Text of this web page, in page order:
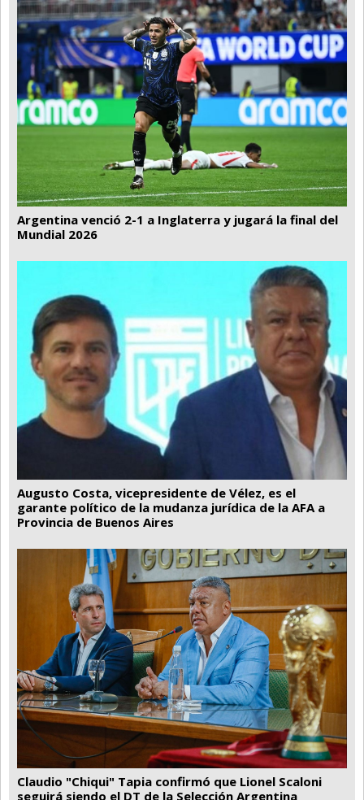
Argentina venció 2-1 a Inglaterra y jugará la final del
Mundial 2026
Augusto Costa, vicepresidente de Vélez, es el
garante político de la mudanza jurídica de la AFA a
Provincia de Buenos Aires
Claudio "Chiqui" Tapia confirmó que Lionel Scaloni
seguirá siendo el DT de la Selección Argentina